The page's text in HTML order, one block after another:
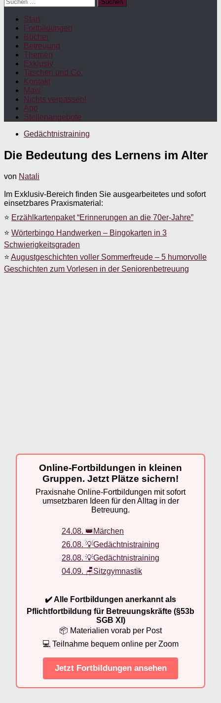
nach:
Start
Fortbildungen
Bücher
Betreuung
Themen
Exklusiv
Taschen und Co.
Kontakt
Maw
Nichts verpassen!
App
Stellenangebote
Gedächtnistraining
Die Bedeutung des Lernens im Alter
von Natali
Im Exklusiv-Bereich finden Sie ausgearbeitetes und sofort
einsetzbares Praxismaterial:
⭐ Erzählkartenpaket “Erinnerungen an die 70er-Jahre”
⭐ Wörterbingo Handwerken – Bingokarten in 3
Schwierigkeitsgraden
⭐ Augustgeschichten voller Sommerfreude – 5 humorvolle
Geschichten zum Vorlesen in der Seniorenbetreuung
Online-Fortbildungen in kleinen
Gruppen. Jetzt Plätze sichern!
Praxisnahe Online-Fortbildungen mit sofort
umsetzbaren Ideen für den Alltag in der
Betreuung.
24.08. 👑Märchen
26.08. 💡Gedächtnistraining
28.08. 💡Gedächtnistraining
04.09. 🪑Sitzgymnastik
✔️ Alle Fortbildungen anerkannt als
Pflichtfortbildung für Betreuungskräfte (§53b
SGB XI)
📦 Materialien vorab per Post
💻 Teilnahme bequem online per Zoom
Jetzt Fortbildungen ansehen